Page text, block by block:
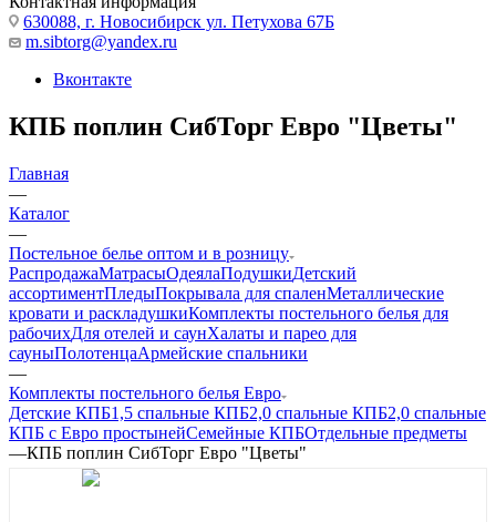
630088, г. Новосибирск ул. Петухова 67Б
m.sibtorg@yandex.ru
Вконтакте
КПБ поплин СибТорг Евро "Цветы"
Главная
—
Каталог
—
Постельное белье оптом и в розницу
РаспродажаМатрасыОдеялаПодушкиДетский
ассортиментПледыПокрывала для спаленМеталлические
кровати и раскладушкиКомплекты постельного белья для
рабочихДля отелей и саунХалаты и парео для
сауныПолотенцаАрмейские спальники
—
Комплекты постельного белья Евро
Детские КПБ1,5 спальные КПБ2,0 спальные КПБ2,0 спальные
КПБ с Евро простынейСемейные КПБОтдельные предметы
—КПБ поплин СибТорг Евро "Цветы"